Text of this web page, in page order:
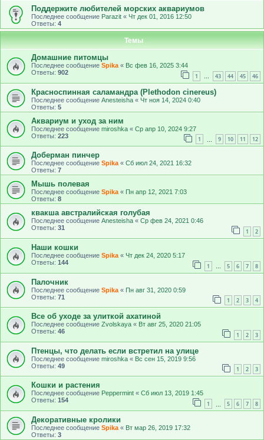
Поддержите любителей морских аквариумов
Последнее сообщение Parazit « Чт дек 01, 2016 12:50
Ответы: 4
Темы
Домашние питомцы
Последнее сообщение Spika « Вс фев 16, 2025 3:44
Ответы: 902 1 … 43 44 45 46
Красноспинная саламандра (Plethodon cinereus)
Последнее сообщение Anesteisha « Чт ноя 14, 2024 0:40
Ответы: 5
Аквариум и уход за ним
Последнее сообщение miroshka « Ср апр 10, 2024 9:27
Ответы: 223 1 9 10 11 12
Доберман пинчер
Последнее сообщение Spika « Сб июл 24, 2021 16:32
Ответы: 7
Мышь полевая
Последнее сообщение Spika « Пн апр 12, 2021 7:03
Ответы: 8
квакша австралийская голубая
Последнее сообщение Anesteisha « Ср фев 24, 2021 0:46
Ответы: 31 1 2
Наши кошки
Последнее сообщение Spika « Чт дек 24, 2020 5:17
Ответы: 144 1 … 5 6 7 8
Палочник
Последнее сообщение Spika « Пн авг 31, 2020 0:59
Ответы: 71 1 2 3 4
Все об уходе за улиткой ахатиной
Последнее сообщение Zvolskaya « Вт авг 25, 2020 21:05
Ответы: 46 1 2 3
Птенцы, что делать если встретил на улице
Последнее сообщение miroshka « Вс сен 15, 2019 9:56
Ответы: 49 1 2 3
Кошки и растения
Последнее сообщение Peppermint « Сб июл 13, 2019 1:45
Ответы: 154 1 5 6 7 8
Декоративные кролики
Последнее сообщение Spika « Вт мар 26, 2019 17:32
Ответы: 3